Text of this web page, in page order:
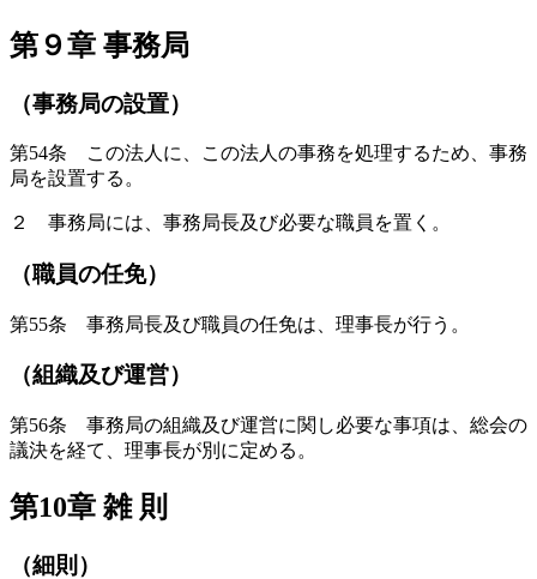
第９章 事務局
（事務局の設置）
第54条 この法人に、この法人の事務を処理するため、事務
局を設置する。
２ 事務局には、事務局長及び必要な職員を置く。
（職員の任免）
第55条 事務局長及び職員の任免は、理事長が行う。
（組織及び運営）
第56条 事務局の組織及び運営に関し必要な事項は、総会の
議決を経て、理事長が別に定める。
第10章 雑 則
（細則）